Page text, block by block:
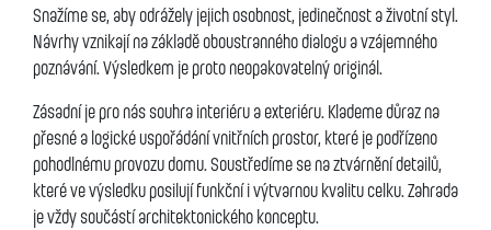
Snažíme se, aby odrážely jejich osobnost, jedinečnost a životní styl.
Návrhy vznikají na základě oboustranného dialogu a vzájemného
poznávání. Výsledkem je proto neopakovatelný originál.
Zásadní je pro nás souhra interiéru a exteriéru. Klademe důraz na
přesné a logické uspořádání vnitřních prostor, které je podřízeno
pohodlnému provozu domu. Soustředíme se na ztvárnění detailů,
které ve výsledku posilují funkční i výtvarnou kvalitu celku. Zahrada
je vždy součástí architektonického konceptu.